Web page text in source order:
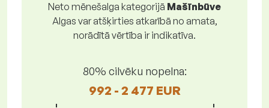
Neto mēnešalga kategorijā Mašīnbūve
Algas var atšķirties atkarībā no amata,
norādītā vērtība ir indikatīva.
80% cilvēku nopelna:
992 - 2 477 EUR